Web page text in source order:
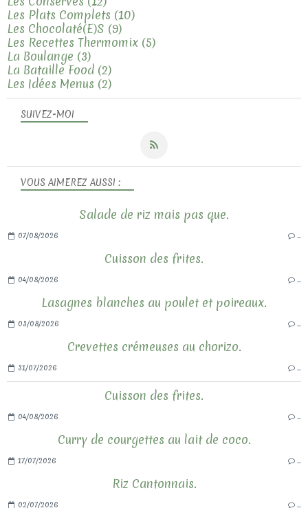
SUIVEZ-MOI
VOUS AIMEREZ AUSSI :
Salade de riz mais pas que.
07/08/2026
Cuisson des frites.
04/08/2026
Lasagnes blanches au poulet et poireaux.
03/08/2026
Crevettes crémeuses au chorizo.
31/07/2026
Cuisson des frites.
04/08/2026
Curry de courgettes au lait de coco.
17/07/2026
Riz Cantonnais.
02/07/2026
Les Plats Complets (10)
Les Chocolaté(e)s (9)
Les Recettes Thermomix (5)
La Boulange (3)
La Bataille Food (2)
Les Idées Menus (2)